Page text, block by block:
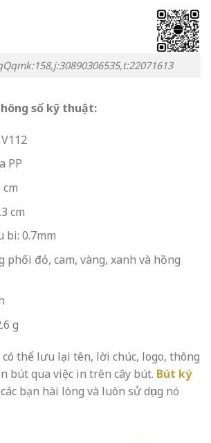
số kỹ thuật:
PP
cm
bi: 0.7mm
phối đỏ, cam, vàng, xanh và hồng
g
thể lưu lại tên, lời chúc, logo, thông
bút qua việc in trên cây bút. Bút ký
bạn hài lòng và luôn sử dụng nó